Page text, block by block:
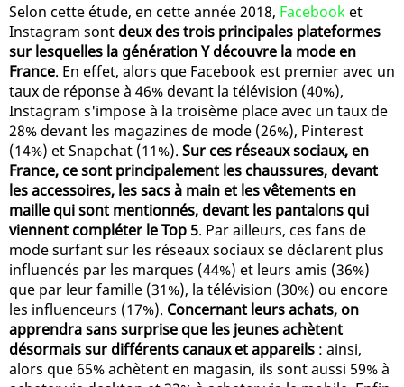
Selon cette étude, en cette année 2018, Facebook et
Instagram sont deux des trois principales plateformes
sur lesquelles la génération Y découvre la mode en
France. En effet, alors que Facebook est premier avec un
taux de réponse à 46% devant la télévision (40%),
Instagram s'impose à la troisème place avec un taux de
28% devant les magazines de mode (26%), Pinterest
(14%) et Snapchat (11%). Sur ces réseaux sociaux, en
France, ce sont principalement les chaussures, devant
les accessoires, les sacs à main et les vêtements en
maille qui sont mentionnés, devant les pantalons qui
viennent compléter le Top 5. Par ailleurs, ces fans de
mode surfant sur les réseaux sociaux se déclarent plus
influencés par les marques (44%) et leurs amis (36%)
que par leur famille (31%), la télévision (30%) ou encore
les influenceurs (17%). Concernant leurs achats, on
apprendra sans surprise que les jeunes achètent
désormais sur différents canaux et appareils : ainsi,
alors que 65% achètent en magasin, ils sont aussi 59% à